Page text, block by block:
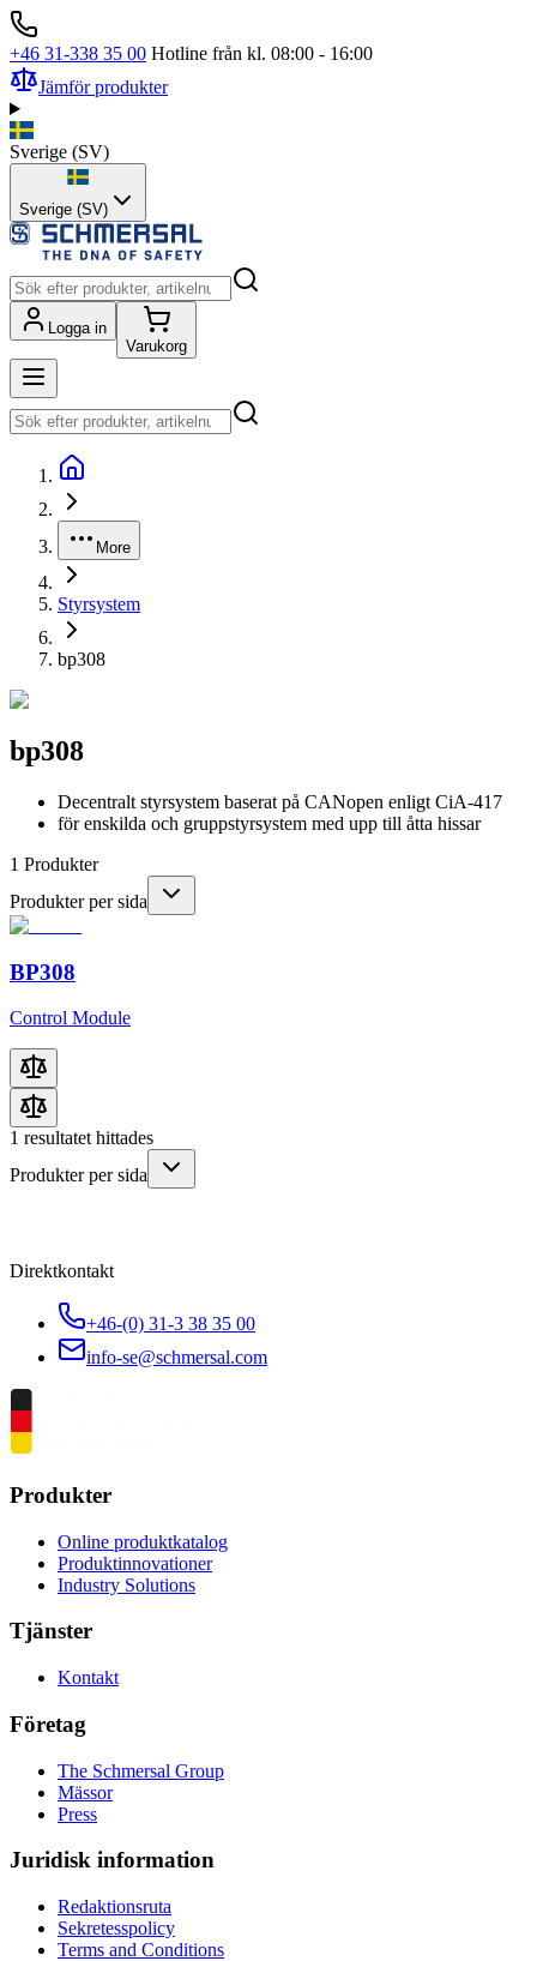
+46 31-338 35 00 Hotline från kl. 08:00 - 16:00
Jämför produkter
Sverige (SV)
Sverige (SV)
Logga in
Varukorg
More
Styrsystem
bp308
bp308
Decentralt styrsystem baserat på CANopen enligt CiA-417
för enskilda och gruppstyrsystem med upp till åtta hissar
1 Produkter
Produkter per sida
BP308
Control Module
1 resultatet hittades
Produkter per sida
Direktkontakt
+46-(0) 31-3 38 35 00
info-se@schmersal.com
Produkter
Online produktkatalog
Produktinnovationer
Industry Solutions
Tjänster
Kontakt
Företag
The Schmersal Group
Mässor
Press
Juridisk information
Redaktionsruta
Sekretesspolicy
Terms and Conditions